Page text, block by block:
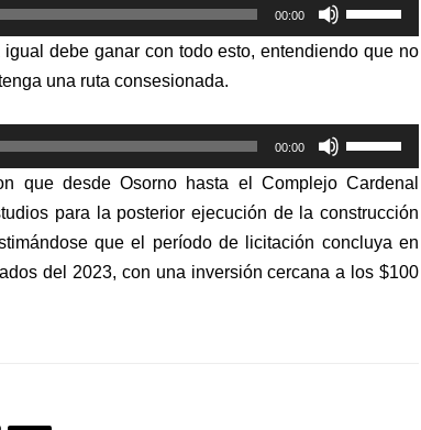
00:00
Utiliza
las
teclas
flecha
arriba/abajo
para
aumentar
o
disminuir
debe ganar con todo esto, entendiendo que no
una ruta consesionada.
00:00
Utiliza
las
teclas
de
flecha
arriba/abajo
que desde Osorno hasta el Complejo Cardenal
para la posterior ejecución de la construcción
que el período de licitación concluya en
del 2023, con una inversión cercana a los $100